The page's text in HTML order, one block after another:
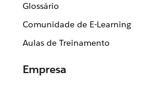
Glossário
Comunidade de E-Learning
Aulas de Treinamento
Empresa